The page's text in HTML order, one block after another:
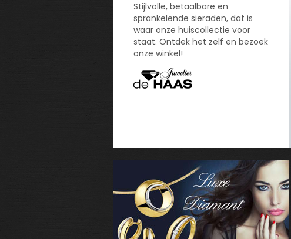
Stijlvolle, betaalbare en
sprankelende sieraden, dat is
waar onze huiscollectie voor
staat. Ontdek het zelf en bezoek
onze winkel!